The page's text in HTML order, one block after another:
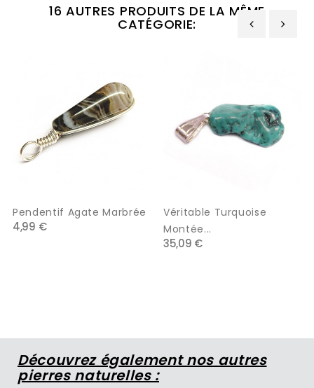
16 AUTRES PRODUITS DE LA MÊME
CATÉGORIE:
Pendentif Agate Marbrée
4,99 €
Véritable Turquoise
Montée...
35,09 €
Découvrez également nos autres
pierres naturelles :